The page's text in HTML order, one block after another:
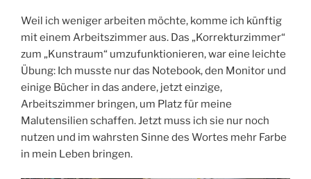
Weil ich weniger arbeiten möchte, komme ich künftig
mit einem Arbeitszimmer aus. Das „Korrekturzimmer“
zum „Kunstraum“ umzufunktionieren, war eine leichte
Übung: Ich musste nur das Notebook, den Monitor und
einige Bücher in das andere, jetzt einzige,
Arbeitszimmer bringen, um Platz für meine
Malutensilien schaffen. Jetzt muss ich sie nur noch
nutzen und im wahrsten Sinne des Wortes mehr Farbe
in mein Leben bringen.